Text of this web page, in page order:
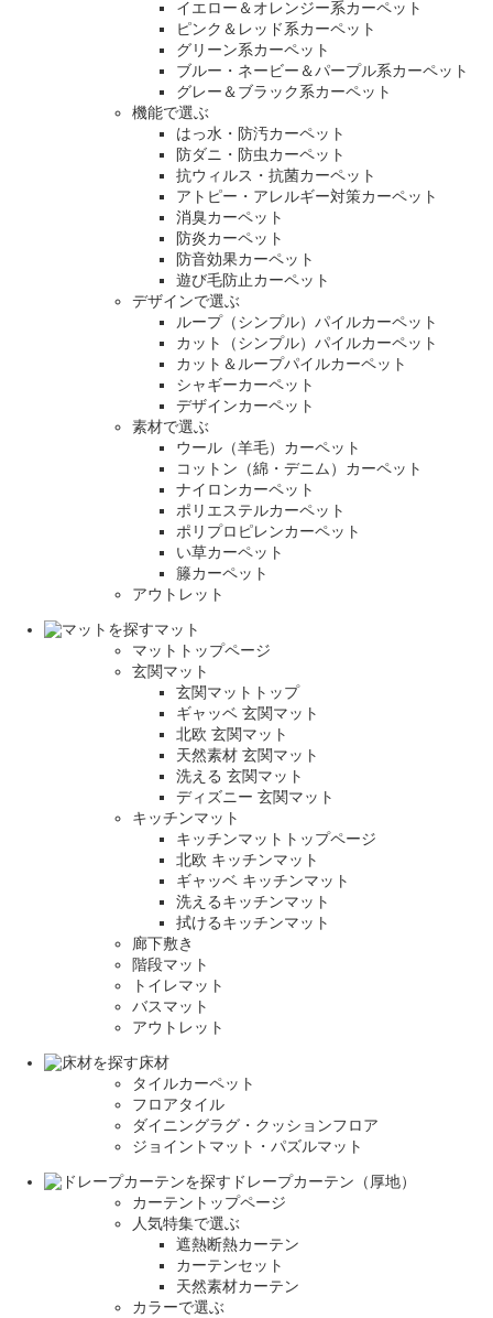
イエロー＆オレンジー系カーペット
ピンク＆レッド系カーペット
グリーン系カーペット
ブルー・ネービー＆パープル系カーペット
グレー＆ブラック系カーペット
機能で選ぶ
はっ水・防汚カーペット
防ダニ・防虫カーペット
抗ウィルス・抗菌カーペット
アトピー・アレルギー対策カーペット
消臭カーペット
防炎カーペット
防音効果カーペット
遊び毛防止カーペット
デザインで選ぶ
ループ（シンプル）パイルカーペット
カット（シンプル）パイルカーペット
カット＆ループパイルカーペット
シャギーカーペット
デザインカーペット
素材で選ぶ
ウール（羊毛）カーペット
コットン（綿・デニム）カーペット
ナイロンカーペット
ポリエステルカーペット
ポリプロピレンカーペット
い草カーペット
籐カーペット
アウトレット
マット
マットトップページ
玄関マット
玄関マットトップ
ギャッベ 玄関マット
北欧 玄関マット
天然素材 玄関マット
洗える 玄関マット
ディズニー 玄関マット
キッチンマット
キッチンマットトップページ
北欧 キッチンマット
ギャッベ キッチンマット
洗えるキッチンマット
拭けるキッチンマット
廊下敷き
階段マット
トイレマット
バスマット
アウトレット
床材
タイルカーペット
フロアタイル
ダイニングラグ・クッションフロア
ジョイントマット・パズルマット
ドレープカーテン（厚地）
カーテントップページ
人気特集で選ぶ
遮熱断熱カーテン
カーテンセット
天然素材カーテン
カラーで選ぶ